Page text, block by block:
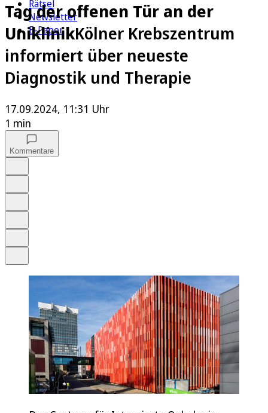
Rätsel
Newsletter
E-Paper
Tag der offenen Tür an der
UniklinikKölner Krebszentrum
informiert über neueste
Diagnostik und Therapie
17.09.2024, 11:31 Uhr
1 min
Kommentare